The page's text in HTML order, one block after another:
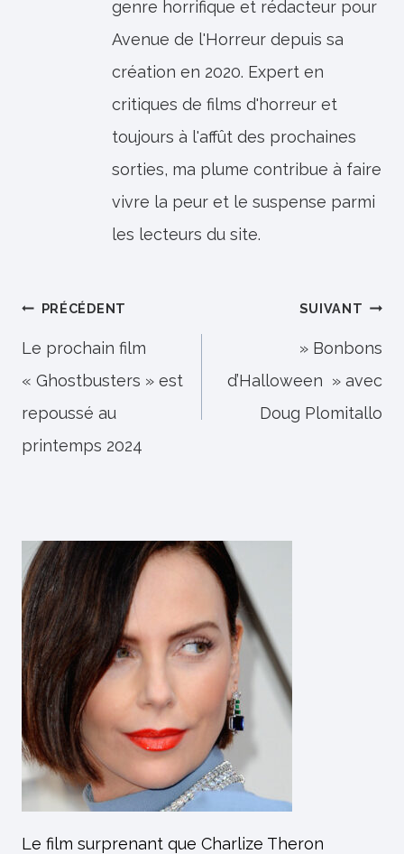
genre horrifique et rédacteur pour
Avenue de l'Horreur depuis sa
création en 2020. Expert en
critiques de films d'horreur et
toujours à l'affût des prochaines
sorties, ma plume contribue à faire
vivre la peur et le suspense parmi
les lecteurs du site.
Navigation
de
l’article
PRÉCÉDENT
Le prochain film
« Ghostbusters » est
repoussé au
printemps 2024
SUIVANT
» Bonbons
d’Halloween » avec
Doug Plomitallo
Le film surprenant que Charlize Theron